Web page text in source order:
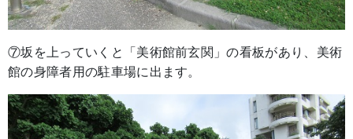
⑦坂を上っていくと「美術館前玄関」の看板があり、美術
館の身障者用の駐車場に出ます。